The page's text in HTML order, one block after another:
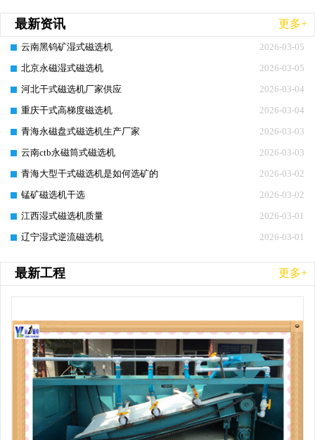
最新资讯 更多+
2026-03-05
云南黑钨矿湿式磁选机
2026-03-05
北京永磁湿式磁选机
2026-03-04
河北干式磁选机厂家供应
2026-03-04
重庆干式高梯度磁选机
2026-03-03
青海永磁盘式磁选机生产厂家
2026-03-03
云南ctb永磁筒式磁选机
2026-03-02
青海大型干式磁选机是如何选矿的
2026-03-02
锰矿磁选机干选
2026-03-01
江西湿式磁选机质量
2026-03-01
辽宁湿式逆流磁选机
最新工程 更多+